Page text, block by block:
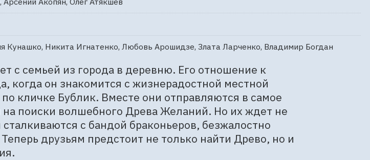
Кунашко, Никита Игнатенко, Любовь Арошидзе, Злата Ларченко, Владимир Богдан
с семьей из города в деревню. Его отношение к
когда он знакомится с жизнерадостной местной
кличке Бублик. Вместе они отправляются в самое
поиски волшебного Древа Желаний. Но их ждет не
с бандой браконьеров, безжалостно
друзьям предстоит не только найти Древо, но и